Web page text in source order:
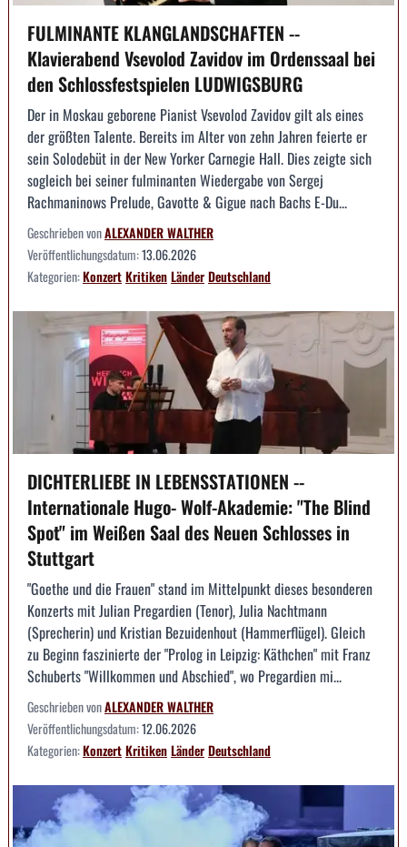
FULMINANTE KLANGLANDSCHAFTEN --
Klavierabend Vsevolod Zavidov im Ordenssaal bei
den Schlossfestspielen LUDWIGSBURG
Der in Moskau geborene Pianist Vsevolod Zavidov gilt als eines
der größten Talente. Bereits im Alter von zehn Jahren feierte er
sein Solodebüt in der New Yorker Carnegie Hall. Dies zeigte sich
sogleich bei seiner fulminanten Wiedergabe von Sergej
Rachmaninows Prelude, Gavotte & Gigue nach Bachs E-Du...
Geschrieben vonALEXANDER WALTHER
Veröffentlichungsdatum:13.06.2026
Kategorien:KonzertKritikenLänderDeutschland
DICHTERLIEBE IN LEBENSSTATIONEN --
Internationale Hugo- Wolf-Akademie: "The Blind
Spot" im Weißen Saal des Neuen Schlosses in
Stuttgart
"Goethe und die Frauen" stand im Mittelpunkt dieses besonderen
Konzerts mit Julian Pregardien (Tenor), Julia Nachtmann
(Sprecherin) und Kristian Bezuidenhout (Hammerflügel). Gleich
zu Beginn faszinierte der "Prolog in Leipzig: Käthchen" mit Franz
Schuberts "Willkommen und Abschied", wo Pregardien mi...
Geschrieben vonALEXANDER WALTHER
Veröffentlichungsdatum:12.06.2026
Kategorien:KonzertKritikenLänderDeutschland